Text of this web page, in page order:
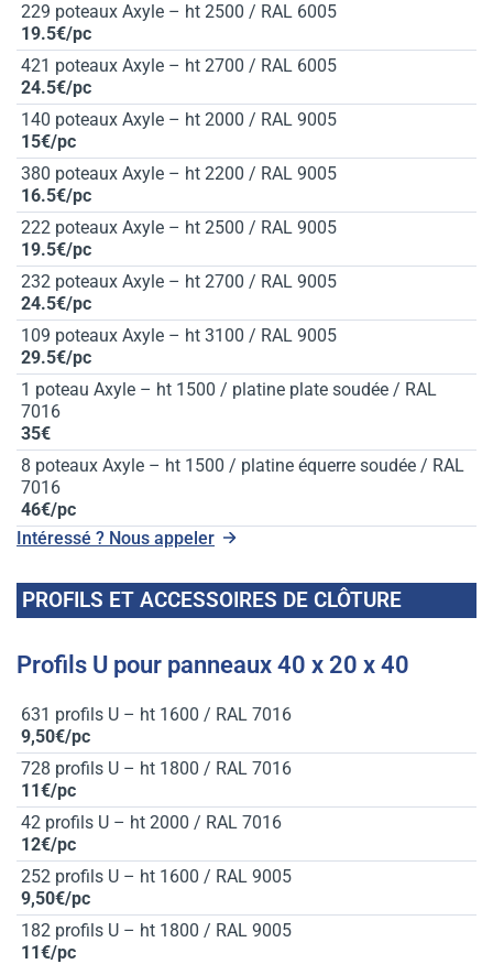
229 poteaux Axyle – ht 2500 / RAL 6005
19.5€/pc
421 poteaux Axyle – ht 2700 / RAL 6005
24.5€/pc
140 poteaux Axyle – ht 2000 / RAL 9005
15€/pc
380 poteaux Axyle – ht 2200 / RAL 9005
16.5€/pc
222 poteaux Axyle – ht 2500 / RAL 9005
19.5€/pc
232 poteaux Axyle – ht 2700 / RAL 9005
24.5€/pc
109 poteaux Axyle – ht 3100 / RAL 9005
29.5€/pc
1 poteau Axyle – ht 1500 / platine plate soudée / RAL
7016
35€
8 poteaux Axyle – ht 1500 / platine équerre soudée / RAL
7016
46€/pc
Intéressé ? Nous appeler
PROFILS ET ACCESSOIRES DE CLÔTURE
Profils U pour panneaux 40 x 20 x 40
631 profils U – ht 1600 / RAL 7016
9,50€/pc
728 profils U – ht 1800 / RAL 7016
11€/pc
42 profils U – ht 2000 / RAL 7016
12€/pc
252 profils U – ht 1600 / RAL 9005
9,50€/pc
182 profils U – ht 1800 / RAL 9005
11€/pc